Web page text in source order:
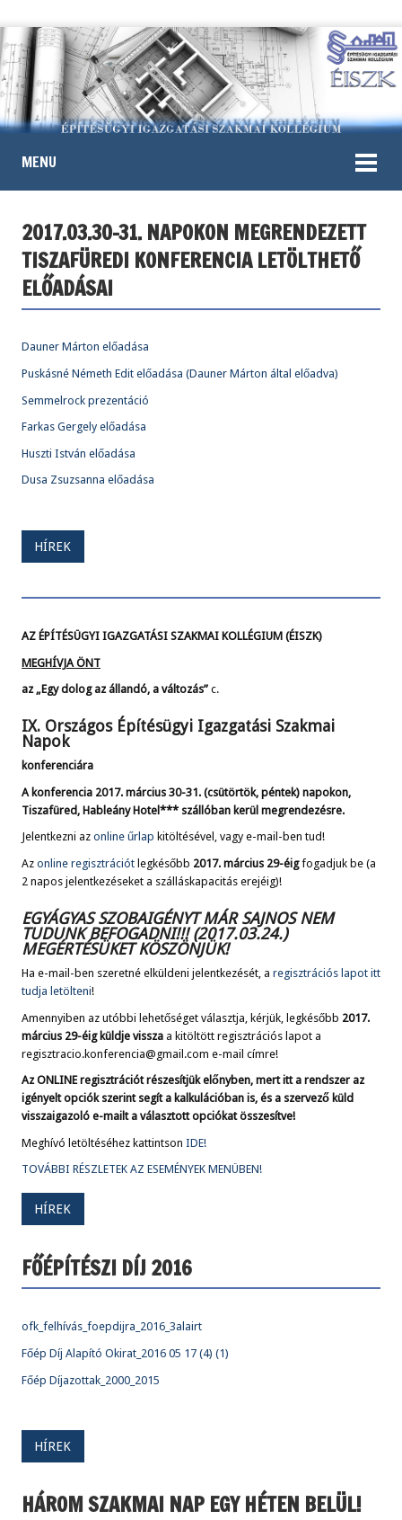
MENU
2017.03.30-31. NAPOKON MEGRENDEZETT
TISZAFÜREDI KONFERENCIA LETÖLTHETŐ
ELŐADÁSAI
Dauner Márton előadása
Puskásné Németh Edit előadása (Dauner Márton által előadva)
Semmelrock prezentáció
Farkas Gergely előadása
Huszti István előadása
Dusa Zsuzsanna előadása
HÍREK
AZ ÉPÍTÉSÜGYI IGAZGATÁSI SZAKMAI KOLLÉGIUM (ÉISZK)
MEGHÍVJA ÖNT
az „Egy dolog az állandó, a változás” c.
IX. Országos Építésügyi Igazgatási Szakmai
Napok
konferenciára
A konferencia 2017. március 30-31. (csütörtök, péntek) napokon,
Tiszafüred, Hableány Hotel*** szállóban kerül megrendezésre.
Jelentkezni az online űrlap kitöltésével, vagy e-mail-ben tud!
Az online regisztrációt legkésőbb 2017. március 29-éigfogadjuk be (a
2 napos jelentkezéseket a szálláskapacitás erejéig)!
EGYÁGYAS SZOBAIGÉNYT MÁR SAJNOS NEM
TUDUNK BEFOGADNI!!! (2017.03.24.)
MEGÉRTÉSÜKET KÖSZÖNJÜK!
Ha e-mail-ben szeretné elküldeni jelentkezését, a regisztrációs lapot itt
tudja letölteni!
Amennyiben az utóbbi lehetőséget választja, kérjük, legkésőbb 2017.
március 29-éig küldje vissza a kitöltött regisztrációs lapot a
regisztracio.konferencia@gmail.com e-mail címre!
Az ONLINE regisztrációt részesítjük előnyben, mert itt a rendszer az
igényelt opciók szerint segít a kalkulációban is, és a szervező küld
visszaigazoló e-mailt a választott opciókat összesítve!
Meghívó letöltéséhez kattintson IDE!
TOVÁBBI RÉSZLETEK AZ ESEMÉNYEK MENÜBEN!
HÍREK
FŐÉPÍTÉSZI DÍJ 2016
ofk_felhívás_foepdijra_2016_3alairt
Főép Díj Alapító Okirat_2016 05 17 (4) (1)
Főép Díjazottak_2000_2015
HÍREK
HÁROM SZAKMAI NAP EGY HÉTEN BELÜL!